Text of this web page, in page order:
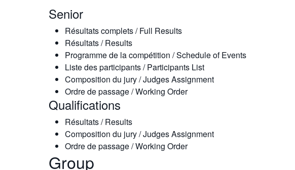
Senior
Résultats complets / Full Results
Résultats / Results
Programme de la compétition / Schedule of Events
Liste des participants / Participants List
Composition du jury / Judges Assignment
Ordre de passage / Working Order
Qualifications
Résultats / Results
Composition du jury / Judges Assignment
Ordre de passage / Working Order
Group